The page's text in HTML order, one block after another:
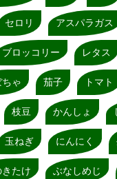
セロリ アスパラガス
ブロッコリー レタス
ゃ 茄子 トマト
枝豆 かんしょ
玉ねぎ にんにく
きたけ ぶなしめじ